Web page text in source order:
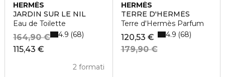
HERMÈS
JARDIN SUR LE NIL
Eau de Toilette
115,43 €
164,90 €
2 formati
4.9 68
HERMÈS
TERRE D'HERMÈS
Terre d'Hermès Parfum
120,53 €
179,90 €
4.9 68